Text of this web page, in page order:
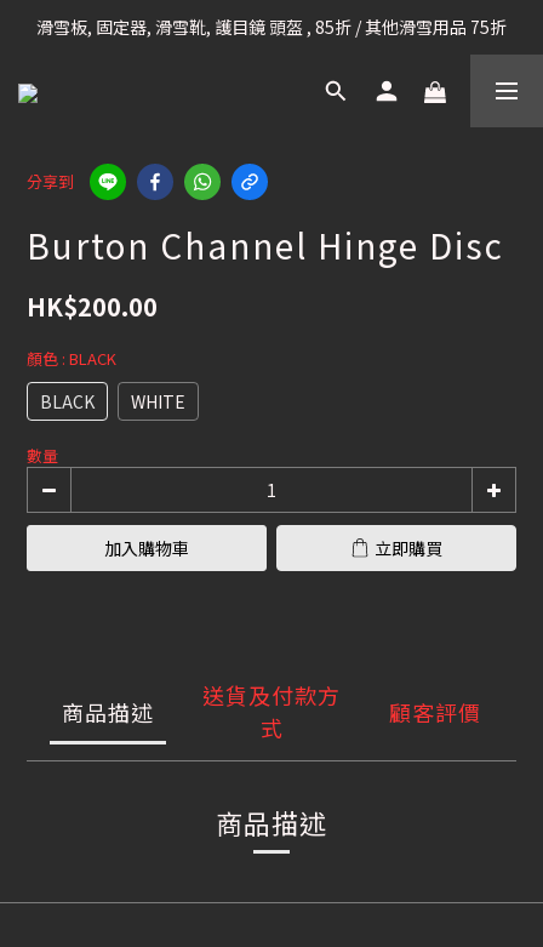
凡購滿HK$699 香港及澳門 [免運費] (大型貨品除外)
滑雪板, 固定器, 滑雪靴, 護目鏡 頭盔 , 85折 / 其他滑雪用品 75折
我們提供全球運送服務。（請查看運送政策）
分享到
Burton Channel Hinge Disc
HK$200.00
顏色 : BLACK
BLACK WHITE
數量
加入購物車 立即購買
商品描述
送貨及付款方
式
顧客評價
商品描述